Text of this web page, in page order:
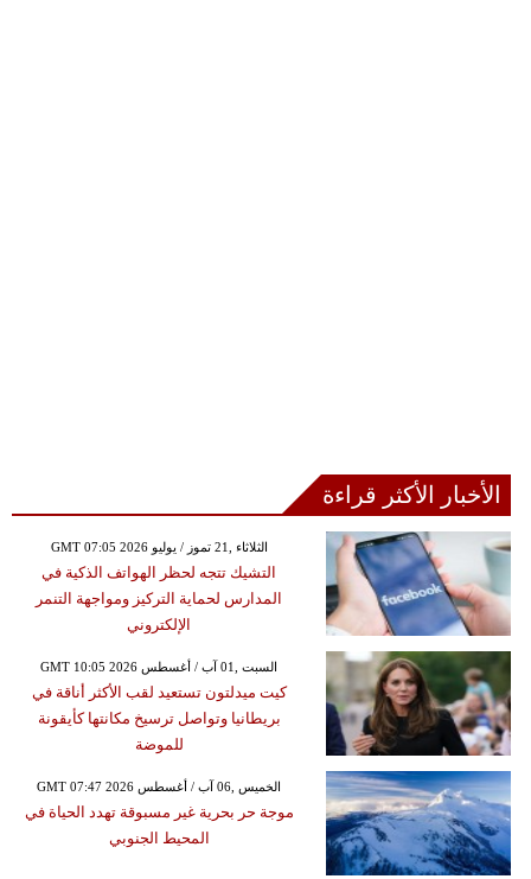
الأخبار الأكثر قراءة
GMT 07:05 2026 الثلاثاء ,21 تموز / يوليو
التشيك تتجه لحظر الهواتف الذكية في
المدارس لحماية التركيز ومواجهة التنمر
الإلكتروني
GMT 10:05 2026 السبت ,01 آب / أغسطس
كيت ميدلتون تستعيد لقب الأكثر أناقة في
بريطانيا وتواصل ترسيخ مكانتها كأيقونة
للموضة
GMT 07:47 2026 الخميس ,06 آب / أغسطس
موجة حر بحرية غير مسبوقة تهدد الحياة في
المحيط الجنوبي